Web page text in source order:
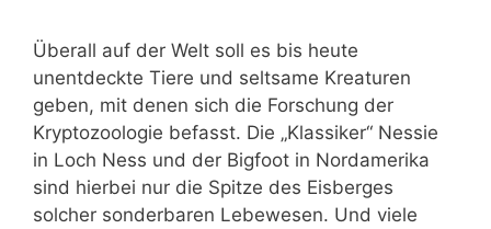
Überall auf der Welt soll es bis heute
unentdeckte Tiere und seltsame Kreaturen
geben, mit denen sich die Forschung der
Kryptozoologie befasst. Die „Klassiker“ Nessie
in Loch Ness und der Bigfoot in Nordamerika
sind hierbei nur die Spitze des Eisberges
solcher sonderbaren Lebewesen. Und viele